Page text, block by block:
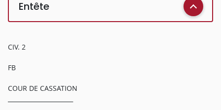
Entête
CIV. 2
FB
COUR DE CASSATION